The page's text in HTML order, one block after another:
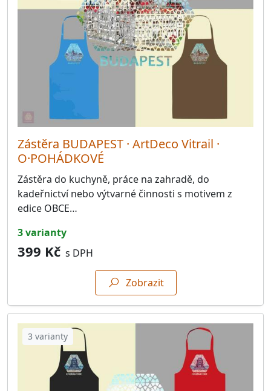
Zástěra BUDAPEST · ArtDeco Vitrail ·
O·POHÁDKOVÉ
Zástěra do kuchyně, práce na zahradě, do
kadeřnictví nebo výtvarné činnosti s motivem z
edice OBCE…
3 varianty
399 Kč s DPH
Zobrazit
3 varianty